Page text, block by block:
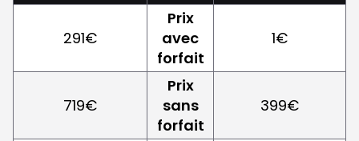
291€
Prix
avec
forfait
1€
719€
Prix
sans
forfait
399€